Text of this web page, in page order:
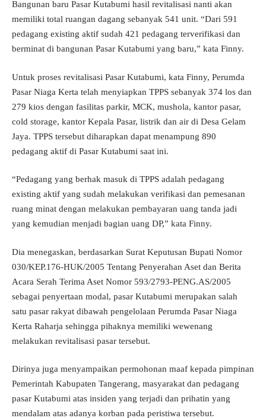
Bangunan baru Pasar Kutabumi hasil revitalisasi nanti akan
memiliki total ruangan dagang sebanyak 541 unit. “Dari 591
pedagang existing aktif sudah 421 pedagang terverifikasi dan
berminat di bangunan Pasar Kutabumi yang baru,” kata Finny.
Untuk proses revitalisasi Pasar Kutabumi, kata Finny, Perumda
Pasar Niaga Kerta telah menyiapkan TPPS sebanyak 374 los dan
279 kios dengan fasilitas parkir, MCK, mushola, kantor pasar,
cold storage, kantor Kepala Pasar, listrik dan air di Desa Gelam
Jaya. TPPS tersebut diharapkan dapat menampung 890
pedagang aktif di Pasar Kutabumi saat ini.
“Pedagang yang berhak masuk di TPPS adalah pedagang
existing aktif yang sudah melakukan verifikasi dan pemesanan
ruang minat dengan melakukan pembayaran uang tanda jadi
yang kemudian menjadi bagian uang DP,” kata Finny.
Dia menegaskan, berdasarkan Surat Keputusan Bupati Nomor
030/KEP.176-HUK/2005 Tentang Penyerahan Aset dan Berita
Acara Serah Terima Aset Nomor 593/2793-PENG.AS/2005
sebagai penyertaan modal, pasar Kutabumi merupakan salah
satu pasar rakyat dibawah pengelolaan Perumda Pasar Niaga
Kerta Raharja sehingga pihaknya memiliki wewenang
melakukan revitalisasi pasar tersebut.
Dirinya juga menyampaikan permohonan maaf kepada pimpinan
Pemerintah Kabupaten Tangerang, masyarakat dan pedagang
pasar Kutabumi atas insiden yang terjadi dan prihatin yang
mendalam atas adanya korban pada peristiwa tersebut.